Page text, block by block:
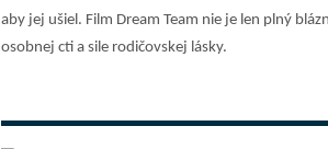
aby jej ušiel. Film Dream Team nie je len plný
osobnej cti a sile rodičovskej lásky.